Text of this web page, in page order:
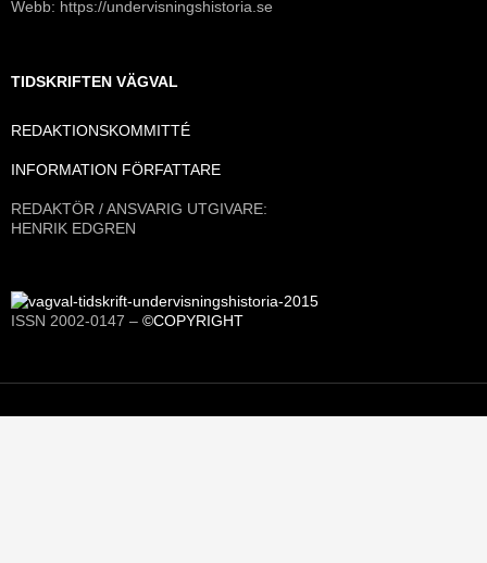
Webb: https://undervisningshistoria.se
TIDSKRIFTEN VÄGVAL
REDAKTIONSKOMMITTÉ
INFORMATION FÖRFATTARE
REDAKTÖR / ANSVARIG UTGIVARE:
HENRIK EDGREN
ISSN 2002-0147 – ©COPYRIGHT